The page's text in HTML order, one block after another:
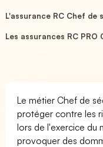
L'assurance RC Chef de
Les assurances RC
Le métier Chef de
protéger contre les
lors de l'exercice du
provoquer des